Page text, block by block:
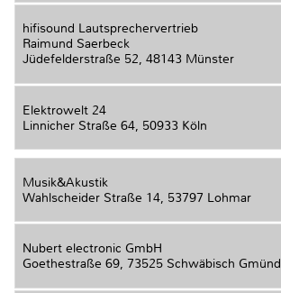
hifisound Lautsprechervertrieb
Raimund Saerbeck
Jüdefelderstraße 52, 48143 Münster
Elektrowelt 24
Linnicher Straße 64, 50933 Köln
Musik&Akustik
Wahlscheider Straße 14, 53797 Lohmar
Nubert electronic GmbH
Goethestraße 69, 73525 Schwäbisch Gmünd